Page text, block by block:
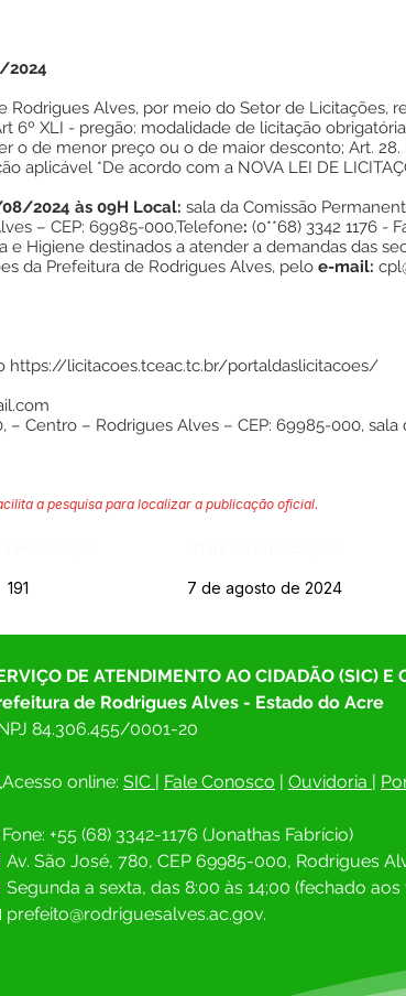
2024
Alves, por meio do Setor de Licitações,
XLI - pregão: modalidade de licitação
o de menor preço ou o de maior desconto; Art. 28.
aplicável *De acordo com a NOVA LEI DE
2024 às 09H Local: sala da Comissão
– CEP: 69985-000,Telefone: (0**68) 3342 1176 -
Higiene destinados a atender a demandas das
da Prefeitura de Rodrigues Alves, pelo e-mail:
https://licitacoes.tceac.tc.br/portaldaslicitacoes/
– Centro – Rodrigues Alves – CEP: 69985-000,
a pesquisa para localizar a publicação oficial.
191 7 de agosto de 2024
DE ATENDIMENTO AO CIDADÃO (SIC) E
de Rodrigues Alves - Estado do Acre
84.306.455/0001-20
online: SIC | Fale Conosco | Ouvidoria |
+55 (68) 3342-1176 (Jonathas Fabrício)
Av. São José, 780, CEP 69985-000, Rodrigues
Segunda a sexta, das 8:00 às 14;00 (fechado
prefeito@rodriguesalves.ac.gov.